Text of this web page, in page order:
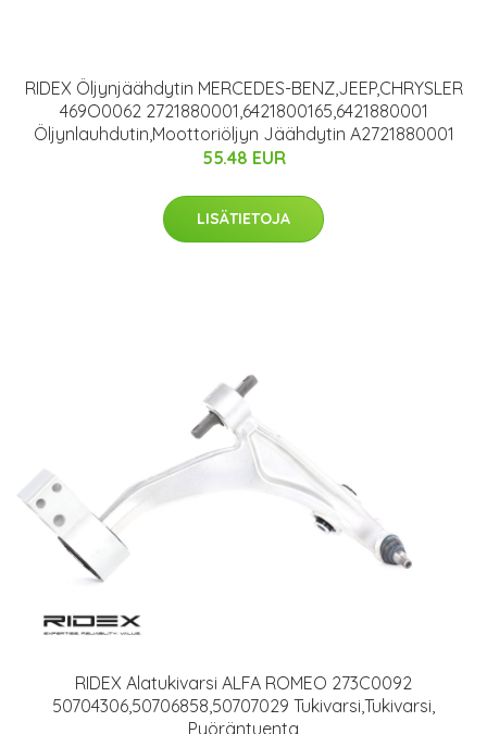
RIDEX Öljynjäähdytin MERCEDES-BENZ,JEEP,CHRYSLER
469O0062 2721880001,6421800165,6421880001
Öljynlauhdutin,Moottoriöljyn Jäähdytin A2721880001
55.48 EUR
LISÄTIETOJA
RIDEX Alatukivarsi ALFA ROMEO 273C0092
50704306,50706858,50707029 Tukivarsi,Tukivarsi,
Pyöräntuenta